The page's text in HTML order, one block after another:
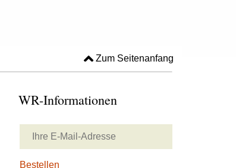
Zum Seitenanfang
WR-Informationen